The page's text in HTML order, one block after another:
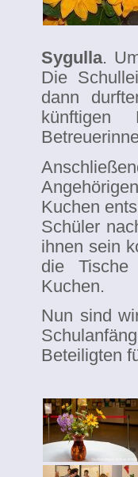
Sygulla.
Die
dann
künftigen
Kuchen
Schüler
ihnen sein
die Tische
Kuchen.
Nun sind
Beteiligten